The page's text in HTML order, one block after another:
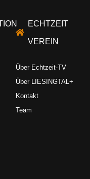
ECHTZEIT
VEREIN
Über Echtzeit-TV
Über LIESINGTAL+
Kontakt
Team